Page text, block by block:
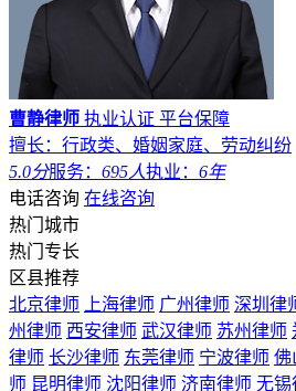
曹静律师 执业认证 平台保障
擅长：行政类、婚姻家庭、劳动纠纷
5.0分服务： 695人执业： 6年
电话咨询 在线咨询
热门城市
热门专长
区县推荐
北京律师
上海律师 广州律师 深圳律
州律师 西安律师 武汉律师 苏州律师
律师 长沙律师 东莞律师 宁波律师 佛
师 昆明律师 沈阳律师 济南律师 无锡